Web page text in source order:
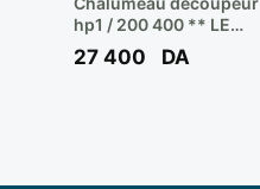
hp1 / 200 400 ** LE
LORRAIN
27 400 DA